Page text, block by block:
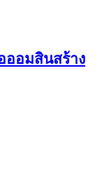
ออมสินสร้าง